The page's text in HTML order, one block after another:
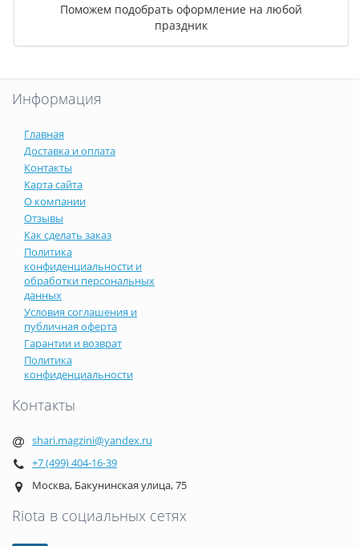
Поможем подобрать оформление на любой
праздник
Информация
Главная
Доставка и оплата
Контакты
Карта сайта
О компании
Отзывы
Как сделать заказ
Политика
конфиденциальности и
обработки персональных
данных
Условия соглашения и
публичная оферта
Гарантии и возврат
Политика
конфиденциальности
Контакты
shari.magzini@yandex.ru
+7 (499) 404-16-39
Москва, Бакунинская улица, 75
Riota в социальных сетях